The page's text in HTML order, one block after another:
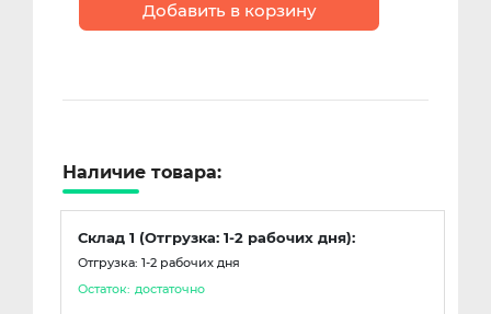
Добавить в корзину
Наличие товара:
Склад 1 (Отгрузка: 1-2 рабочих дня):
Отгрузка: 1-2 рабочих дня
Остаток: достаточно